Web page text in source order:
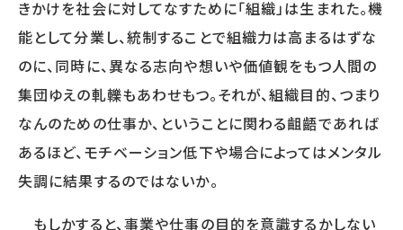
CONTACT
BOOKS
書籍紹介
きかけを社会に対してなすために「組織」は生まれた。機
能として分業し、統制することで組織力は高まるはずな
のに、同時に、異なる志向や想いや価値観をもつ人間の
集団ゆえの軋轢もあわせもつ。それが、組織目的、つまり
なんのための仕事か、ということに関わる齟齬であれば
あるほど、モチベーション低下や場合によってはメンタル
失調に結果するのではないか。
もしかすると、事業や仕事の目的を意識するかしない